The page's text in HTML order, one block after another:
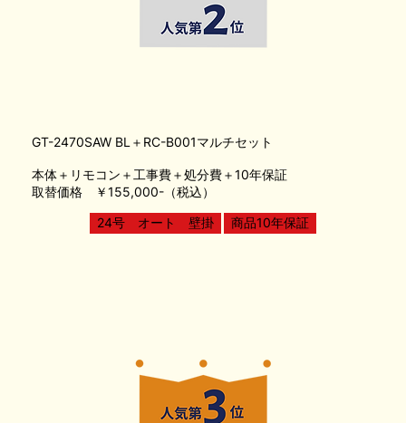
GT-2470SAW BL＋RC-B001マルチセット
本体＋リモコン＋工事費＋処分費＋10年保証
取替価格 ￥155,000-（税込）
24号 オート 壁掛
商品10年保証